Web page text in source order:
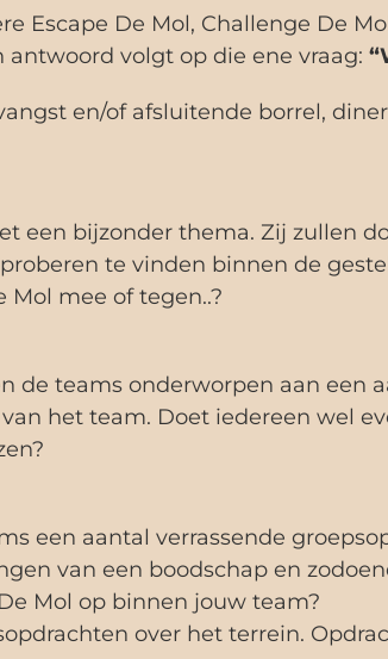
Escape De Mol, Challenge De
volgt op die ene vraag:
en/of afsluitende borrel,
een bijzonder thema. Zij zullen
te vinden binnen de
mee of tegen..?
de teams onderworpen aan een
het team. Doet iedereen wel
een aantal verrassende
van een boodschap en
Mol op binnen jouw team?
over het terrein.